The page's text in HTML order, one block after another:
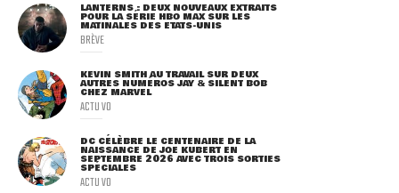
LANTERNS : DEUX NOUVEAUX EXTRAITS
POUR LA SÉRIE HBO MAX SUR LES
MATINALES DES ETATS-UNIS
BRÈVE
KEVIN SMITH AU TRAVAIL SUR DEUX
AUTRES NUMÉROS JAY & SILENT BOB
CHEZ MARVEL
ACTU VO
DC CÉLÈBRE LE CENTENAIRE DE LA
NAISSANCE DE JOE KUBERT EN
SEPTEMBRE 2026 AVEC TROIS SORTIES
SPÉCIALES
ACTU VO